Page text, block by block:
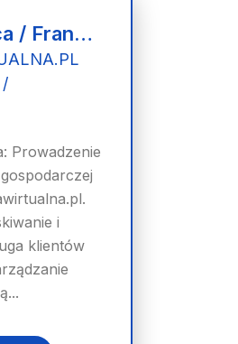
Franczyzobiorca / Franczyzobiorczyni Agencji Marketingowej
/
Prowadzenie
gospodarczej
i
klientów